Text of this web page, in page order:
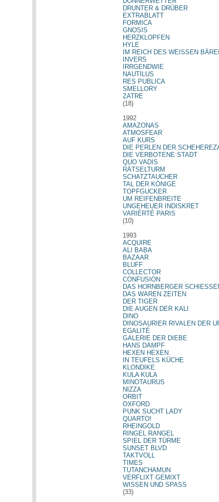
DRUNTER & DRÜBER
EXTRABLATT
FORMICA
GNOSIS
HERZKLOPFEN
HYLE
IM REICH DES WEISSEN
INVERS
IRRGENDWIE
NAUTILUS
RES PUBLICA
SMELLORY
ZATRE
(18)
1992
AMAZONAS
ATMOSFEAR
AUF KURS
DIE PERLEN DER
DIE VERBOTENE STADT
QUO VADIS
RÄTSELTURM
SCHATZTAUCHER
TAL DER KÖNIGE
TOPFGUCKER
UM REIFENBREITE
UNGEHEUER INDISKRET
VARIÉRTÉ PARIS
(10)
1993
ACQUIRE
ALI BABA
BAZAAR
BLUFF
COLLECTOR
CONFUSION
DAS HORNBERGER
DAS WAREN ZEITEN
DER TIGER
DIE AUGEN DER KALI
DINO
DINOSAURIER RIVALEN DER
EGALITÉ
GALERIE DER DIEBE
HANS DAMPF
HEXEN HEXEN
IN TEUFELS KÜCHE
KLONDIKE
KULA KULA
MINOTAURUS
NIZZA
ORBIT
OXFORD
PUNK SUCHT LADY
QUARTO!
RHEINGOLD
RINGEL RANGEL
SPIEL DER TÜRME
SUNSET BLVD
TAKTVOLL
TIMES
TUTANCHAMUN
VERFLIXT GEMIXT
WISSEN UND SPASS
(33)